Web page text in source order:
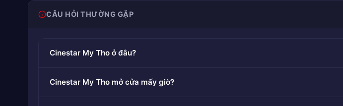
CÂU HỎI THƯỜNG GẶP
Cinestar My Tho ở đâu?
Cinestar My Tho mở cửa mấy giờ?